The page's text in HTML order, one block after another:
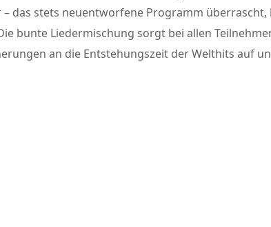
– das stets neuentworfene Programm
bunte Liedermischung sorgt bei allen
an die Entstehungszeit der Welthits auf